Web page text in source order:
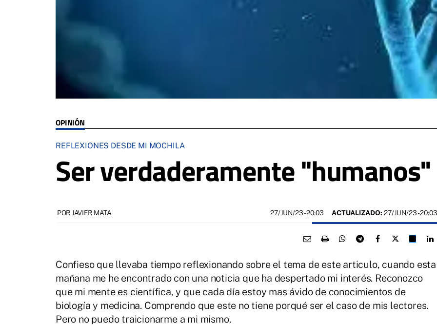
OPINIÓN
REFLEXIONES DESDE MI MOCHILA
Ser verdaderamente "humanos"
POR JAVIER MATA 27/JUN/23- 20:03 ACTUALIZADO: 27/JUN/23 - 20:03
Confieso que llevaba tiempo reflexionando sobre el tema de este articulo, cuando esta
mañana me he encontrado con una noticia que ha despertado mi interés. Reconozco
que mi mente es científica, y que cada día estoy mas ávido de conocimientos de
biología y medicina. Comprendo que este no tiene porqué ser el caso de mis lectores.
Pero no puedo traicionarme a mi mismo.